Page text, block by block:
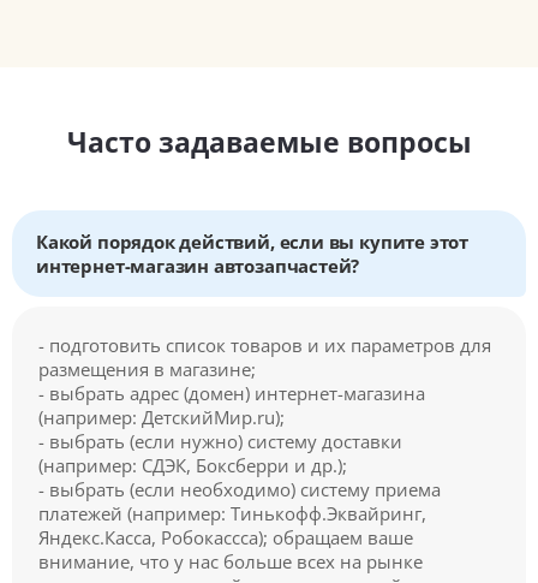
Часто задаваемые вопросы
Какой порядок действий, если вы купите этот
интернет-магазин автозапчастей?
- подготовить список товаров и их параметров для
размещения в магазине;
- выбрать адрес (домен) интернет-магазина
(например: ДетскийМир.ru);
- выбрать (если нужно) систему доставки
(например: СДЭК, Боксберри и др.);
- выбрать (если необходимо) систему приема
платежей (например: Тинькофф.Эквайринг,
Яндекс.Касса, Робокассса); обращаем ваше
внимание, что у нас больше всех на рынке